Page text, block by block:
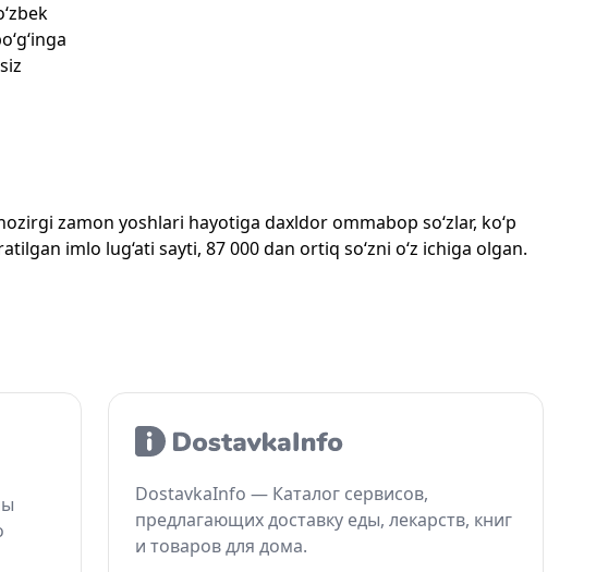
zamon yoshlari hayotiga daxldor ommabop so‘zlar, ko‘p
imlo lug‘ati sayti, 87 000 dan ortiq so‘zni o‘z ichiga olgan.
DostavkaInfo — Каталог сервисов,
предлагающих доставку еды, лекарств, книг
и товаров для дома.